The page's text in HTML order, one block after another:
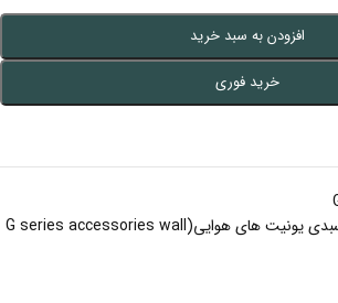
افزودن به سبد خرید
خرید فوری
تجهیزات سبدی یونیت های هوایی(G series accessories wall